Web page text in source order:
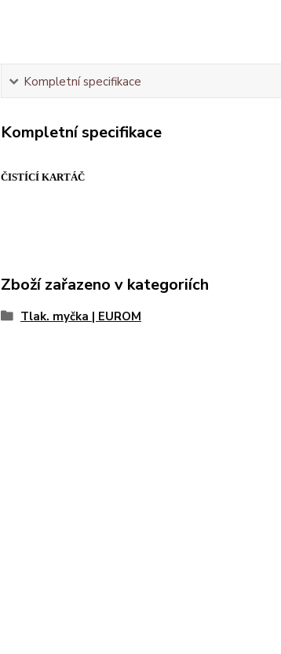
Kompletní specifikace
Kompletní specifikace
ČISTÍCÍ KARTÁČ
Zboží zařazeno v kategoriích
Tlak. myčka | EUROM